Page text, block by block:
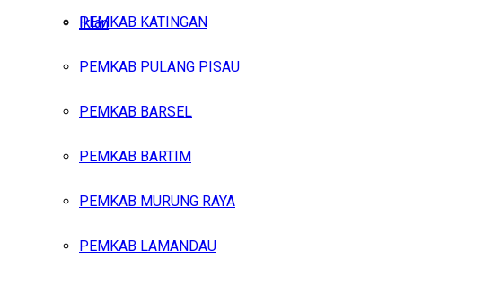
Iklan
Minggu, Agustus 9, 2026
PEMKAB KATINGAN
PEMKAB PULANG PISAU
PEMKAB BARSEL
PEMKAB BARTIM
PEMKAB MURUNG RAYA
PEMKAB LAMANDAU